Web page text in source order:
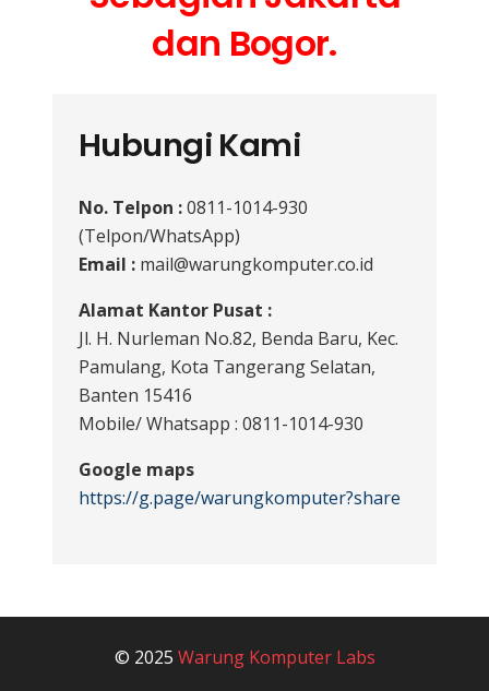
dan Bogor.
Hubungi Kami
No. Telpon :0811-1014-930
(Telpon/WhatsApp)
Email : mail@warungkomputer.co.id
Alamat Kantor Pusat :
Jl. H. Nurleman No.82, Benda Baru, Kec.
Pamulang, Kota Tangerang Selatan,
Banten 15416
Mobile/ Whatsapp : 0811-1014-930
Google maps
https://g.page/warungkomputer?share
© 2025 Warung Komputer Labs